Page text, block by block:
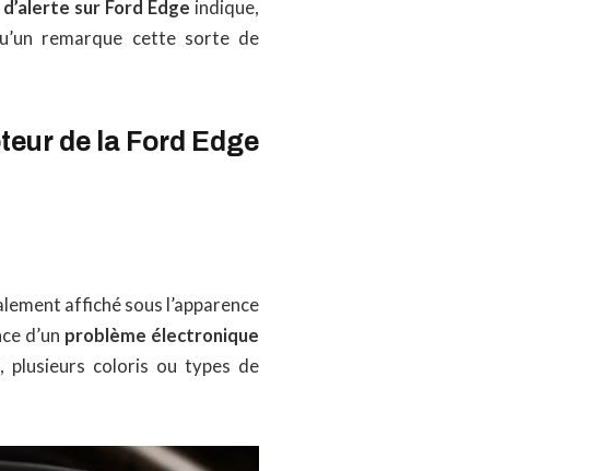
sur Ford Edge indique,
remarque cette sorte de
de la Ford Edge
affiché sous l’apparence
d’un problème électronique
plusieurs coloris ou types de